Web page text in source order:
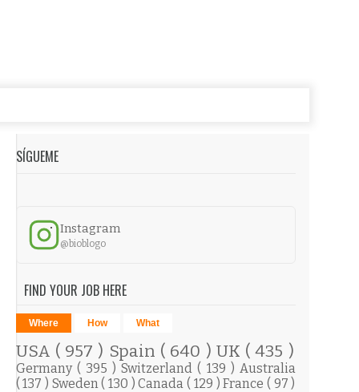
SÍGUEME
Instagram
@bioblogo
FIND YOUR JOB HERE
Where How What
USA ( 957 ) Spain ( 640 ) UK ( 435 )
Germany ( 395 )Switzerland( 139 )Australia
( 137 ) Sweden( 130 )Canada( 129 )France ( 97 )